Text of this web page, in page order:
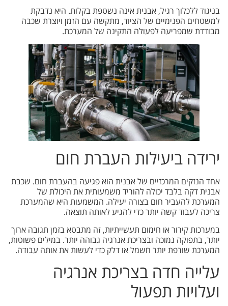
בניגוד ללכלוך רגיל, אבנית אינה נשטפת בקלות. היא נדבקת
למשטחים הפנימיים של הציוד, מתקשה עם הזמן ויוצרת שכבה
מבודדת שמפריעה לפעולה התקינה של המערכת.
ירידה ביעילות העברת חום
אחד הנזקים המרכזיים של אבנית הוא פגיעה בהעברת חום. שכבת
אבנית דקה בלבד יכולה להוריד משמעותית את היכולת של
המערכת להעביר חום בצורה יעילה. המשמעות היא שהמערכת
צריכה לעבוד קשה יותר כדי להגיע לאותה תוצאה.
במערכות קירור או חימום תעשייתיות, זה מתבטא בזמן תגובה ארוך
יותר, בתפוקה נמוכה ובצריכת אנרגיה גבוהה יותר. במילים פשוטות,
המערכת שורפת יותר חשמל או דלק כדי לעשות את אותה עבודה.
עלייה חדה בצריכת אנרגיה
ועלויות תפעול